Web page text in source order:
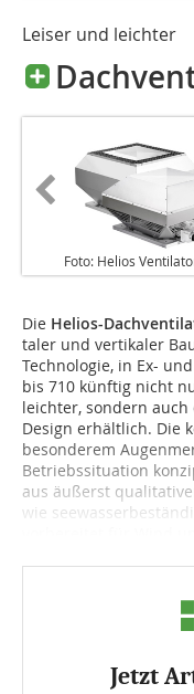
Leiser und leichter
Foto: Helios
Die Helios-
taler und vertikaler
Technologie, in Ex-
bis 710 künftig nicht
leichter, sondern
Design erhältlich. Die
besonderem
Betriebssituation
aus äußerst
wie
Jetzt